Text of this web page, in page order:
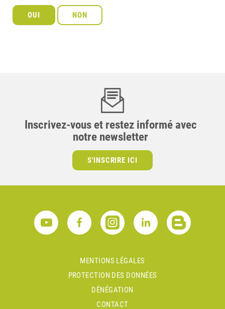
Inscrivez-vous et restez informé avec
notre newsletter
S'INSCRIRE ICI
MENTIONS LÉGALES
PROTECTION DES DONNÉES
DÉNÉGATION
CONTACT